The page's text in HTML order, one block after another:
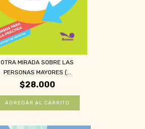
OTRA MIRADA SOBRE LAS
PERSONAS MAYORES (...
$28.000